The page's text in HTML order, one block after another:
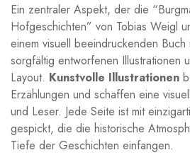
Ein zentraler Aspekt, der ‌die
⁣Hofgeschichten” von Tobias Weigl
einem visuell beeindruckenden
sorgfältig entworfenen Illustrationen
Layout. Kunstvolle Illustrationen
Erzählungen und schaffen eine
und⁢ Leser. Jede ⁤Seite ist mit
gespickt, die die⁢ historische​
Tiefe​ der Geschichten ‍einfangen.